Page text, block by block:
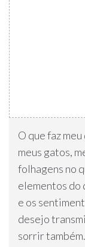
O que faz
meus gatos,
folhagens no
elementos do
e os
desejo
sorrir também.